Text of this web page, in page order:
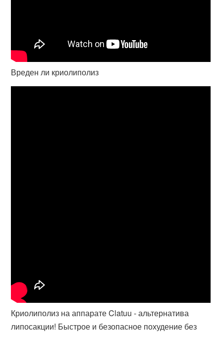
Вреден ли криолиполиз
Криолиполиз на аппарате Clatuu - альтернатива
липосакции! Быстрое и безопасное похудение без